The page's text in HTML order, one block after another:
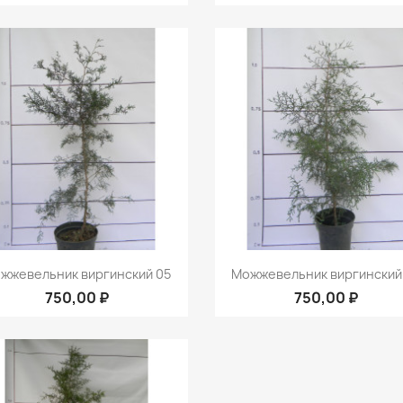
Быстрый просмотр
виргинский 05
750,00 ₽
Быстрый просмотр
Можжевельник
750,00 ₽